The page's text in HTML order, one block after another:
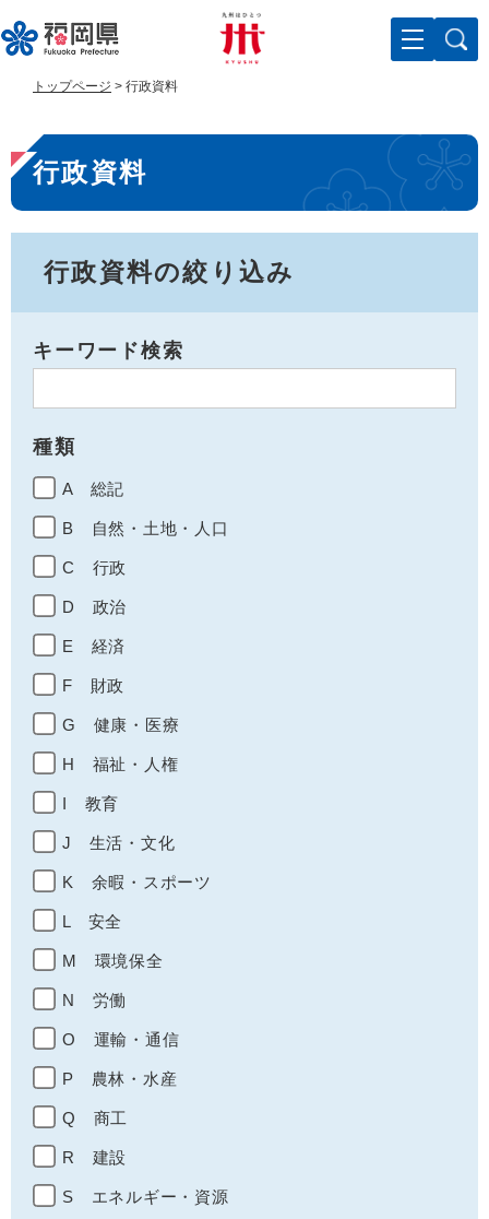
ー
ジ
で
す
ニ
ュ
ば
し
トップページ > 行政資料
本
文
行政資料
行政資料の絞り込み
キーワード検索
種類
A 総記
B 自然・土地・人口
C 行政
D 政治
E 経済
F 財政
G 健康・医療
H 福祉・人権
I 教育
J 生活・文化
K 余暇・スポーツ
L 安全
M 環境保全
N 労働
O 運輸・通信
P 農林・水産
Q 商工
R 建設
S エネルギー・資源